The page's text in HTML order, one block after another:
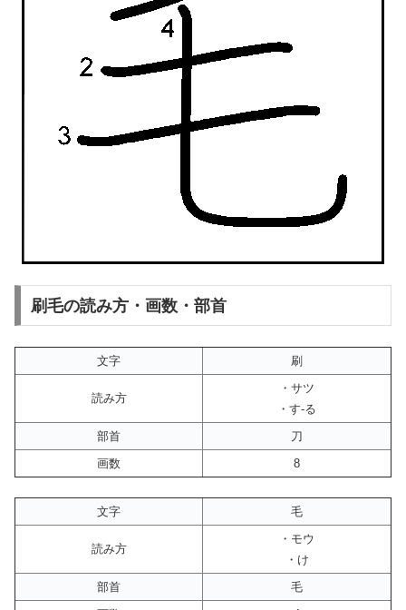
刷毛の読み方・画数・部首
文字 刷
読み方
・サツ
・す-る
部首
刀
画数
8
文字 毛
読み方
・モウ
・け
部首
毛